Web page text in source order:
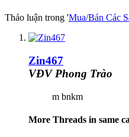
Thảo luận trong 'Mua/Bán Các
Zin467
VĐV Phong Trào
m bnkm
More Threads in same